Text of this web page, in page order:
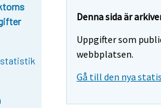
statistik
Denna sida är
Uppgifter som
webbplatsen.
Gå till den nya